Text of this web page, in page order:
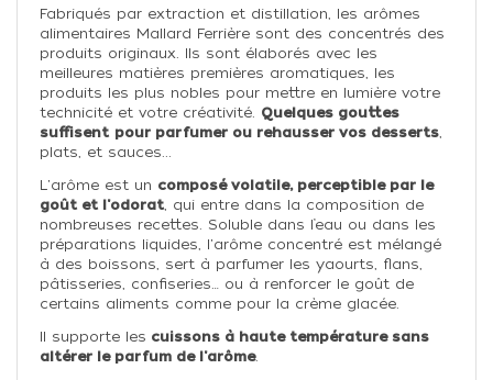
Fabriqués par extraction et distillation, les arômes
alimentaires Mallard Ferrière sont des concentrés des
produits originaux. Ils sont élaborés avec les
meilleures matières premières aromatiques, les
produits les plus nobles pour mettre en lumière votre
technicité et votre créativité. Quelques gouttes
suffisent pour parfumer ou rehausser vos desserts,
plats, et sauces...
L'arôme est un composé volatile, perceptible par le
goût et l'odorat, qui entre dans la composition de
nombreuses recettes. Soluble dans l’eau ou dans les
préparations liquides, l'arôme concentré est mélangé
à des boissons, sert à parfumer les yaourts, flans,
pâtisseries, confiseries… ou à renforcer le goût de
certains aliments comme pour la crème glacée.
Il supporte les cuissons à haute température sans
altérer le parfum de l'arôme.